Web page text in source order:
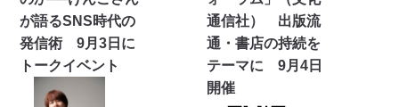
が語るSNS時代の
発信術 9月3日に
トークイベント
通信社） 出版流
通・書店の持続を
テーマに 9月4日
開催